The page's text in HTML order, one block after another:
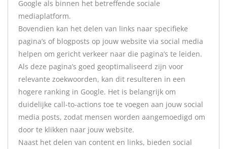
Google als binnen het betreffende sociale
mediaplatform.
Bovendien kan het delen van links naar specifieke
pagina’s of blogposts op jouw website via social media
helpen om gericht verkeer naar die pagina’s te leiden.
Als deze pagina’s goed geoptimaliseerd zijn voor
relevante zoekwoorden, kan dit resulteren in een
hogere ranking in Google. Het is belangrijk om
duidelijke call-to-actions toe te voegen aan jouw social
media posts, zodat mensen worden aangemoedigd om
door te klikken naar jouw website.
Naast het delen van content en links, bieden social